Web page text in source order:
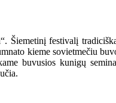
Šiemetinį festivalį
kieme sovietmečiu
buvusios kunigų